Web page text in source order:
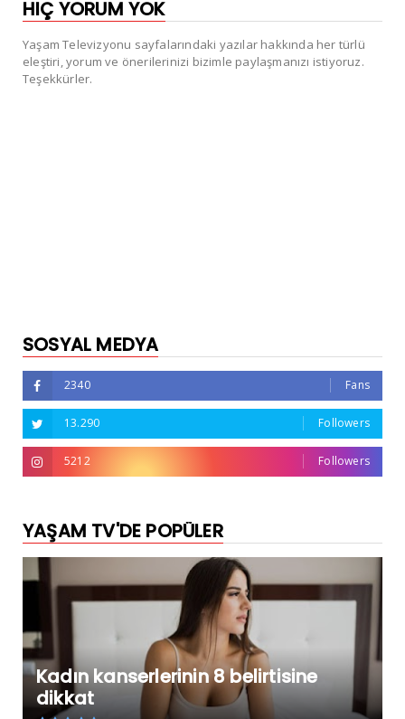
HIÇ YORUM YOK
Yaşam Televizyonu sayfalarındaki yazılar hakkında her türlü
eleştiri, yorum ve önerilerinizi bizimle paylaşmanızı istiyoruz.
Teşekkürler.
SOSYAL MEDYA
2340 Fans
13.290 Followers
5212 Followers
YAŞAM TV'DE POPÜLER
Kadın kanserlerinin 8 belirtisine
dikkat